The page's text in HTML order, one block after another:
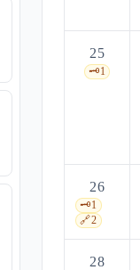
25
🗝️1
26
🗝️1
🔗2
28